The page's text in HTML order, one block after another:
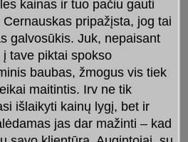
kainas ir tuo pačiu gauti
Cernauskas pripažįsta, jog tai
galvosūkis. Juk, nepaisant
į tave piktai spokso
baubas, žmogus vis tiek
maitintis. Irv ne tik
išlaikyti kainų lygį, bet ir
jas dar mažinti – kad